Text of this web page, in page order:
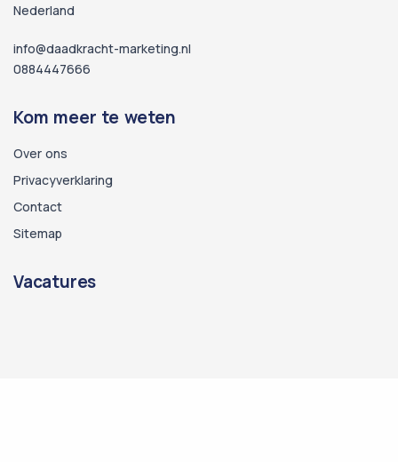
Nederland
info@daadkracht-marketing.nl
0884447666
Kom meer te weten
Over ons
Privacyverklaring
Contact
Sitemap
Vacatures